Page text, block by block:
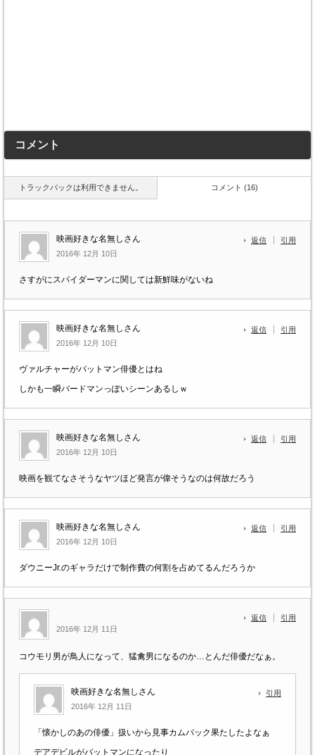
コメント
トラックバックは利用できません。 コメント (16)
映画好きな名無しさん
2016年 12月 10日
返信 引用
さすがにスパイダーマンに関しては新鮮味がないね
映画好きな名無しさん
2016年 12月 10日
返信 引用
ヴァルチャーがバットマン俳優とはね
しかも一瞬バードマンっぽいシーンあるしｗ
映画好きな名無しさん
2016年 12月 10日
返信 引用
映画を観てなさそうなヤツほど発言が偉そうなのは何故だろう
映画好きな名無しさん
2016年 12月 10日
返信 引用
ダウニーJr.のギャラだけで制作費の何割を占めてるんだろうか
2016年 12月 11日
返信 引用
コウモリ男が鳥人になって、猛禽男になるのか…とんだ俳優だなぁ。
映画好きな名無しさん
2016年 12月 11日
引用
「懐かしのあの俳優」扱いから見事カムバック果たしたよなぁ
デアデビルがバットマンになったり